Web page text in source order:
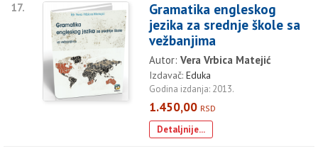
17.
Gramatika engleskog
jezika za srednje škole sa
vežbanjima
Autor: Vera Vrbica Matejić
Izdavač: Eduka
Godina izdanja: 2013.
1.450,00 RSD
Detaljnije...